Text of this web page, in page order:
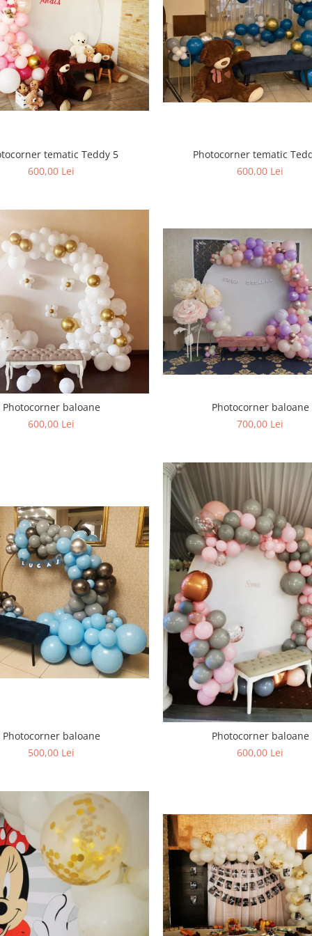
tematic Teddy 5
600,00 Lei
Photocorner tematic
600,00 Lei
Photocorner baloane
600,00 Lei
Photocorner baloane
700,00 Lei
Photocorner baloane
500,00 Lei
Photocorner baloane
600,00 Lei